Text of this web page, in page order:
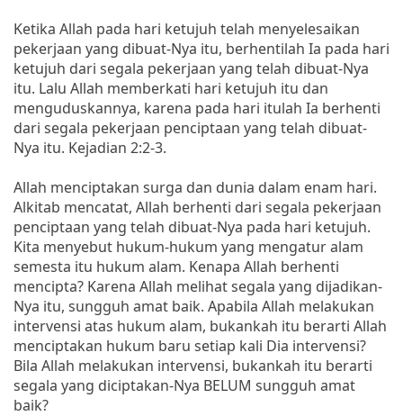
Ketika Allah pada hari ketujuh telah menyelesaikan
pekerjaan yang dibuat-Nya itu, berhentilah Ia pada hari
ketujuh dari segala pekerjaan yang telah dibuat-Nya
itu. Lalu Allah memberkati hari ketujuh itu dan
menguduskannya, karena pada hari itulah Ia berhenti
dari segala pekerjaan penciptaan yang telah dibuat-
Nya itu. Kejadian 2:2-3.
Allah menciptakan surga dan dunia dalam enam hari.
Alkitab mencatat, Allah berhenti dari segala pekerjaan
penciptaan yang telah dibuat-Nya pada hari ketujuh.
Kita menyebut hukum-hukum yang mengatur alam
semesta itu hukum alam. Kenapa Allah berhenti
mencipta? Karena Allah melihat segala yang dijadikan-
Nya itu, sungguh amat baik. Apabila Allah melakukan
intervensi atas hukum alam, bukankah itu berarti Allah
menciptakan hukum baru setiap kali Dia intervensi?
Bila Allah melakukan intervensi, bukankah itu berarti
segala yang diciptakan-Nya BELUM sungguh amat
baik?